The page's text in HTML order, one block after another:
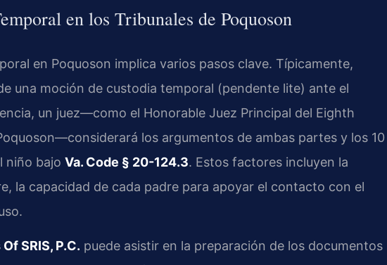
en los Tribunales de Poquoson
en Poquoson implica varios pasos clave. Típicamente,
una moción de custodia temporal (pendente lite) ante el
un juez—como el Honorable Juez Principal del Eighth
los argumentos de ambas partes y los 10
niño bajo Va. Code § 20-124.3. Estos factores incluyen la
la capacidad de cada padre para apoyar el contacto con el
SRIS, P.C. puede asistir en la preparación de los documentos